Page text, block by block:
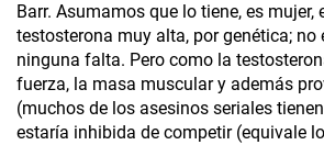
Barr. Asumamos que lo tiene, es mujer,
testosterona muy alta, por genética; no
ninguna falta. Pero como la
fuerza, la masa muscular y además
(muchos de los asesinos seriales
estaría inhibida de competir (equivale